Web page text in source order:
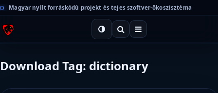
Magyar nyílt forráskódú projekt és tejes szoftver-ökoszisztéma
Download Tag: dictionary